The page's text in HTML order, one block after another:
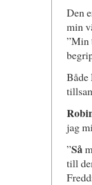
Den
min
”Min
Både
jag
”Så
till